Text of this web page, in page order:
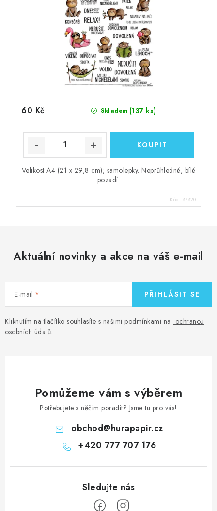
Skladem (137 ks)
60 Kč
Velikost A4 (21 x 29,8 cm); samolepky. Neprůhledné, bílé
pozadí.
Kód: 87820
Aktuální novinky a akce na váš e-mail
E-mail
Kliknutím na tlačítko souhlasíte s našimi podmínkami na ochranou
osobních údajů.
PŘIHLÁSIT SE
Pomůžeme vám s výběrem
Potřebujete s něčím poradit? Jsme tu pro vás!
obchod@hurapapir.cz
+420 777 707 176